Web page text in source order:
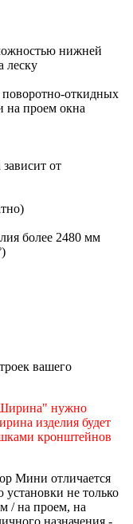
нижней
леску
откидных
на проем окна
от
более 2480 мм
вашего
нужно
изделия будет
кронштейнов
Мини отличается
не только
/ на проем, на